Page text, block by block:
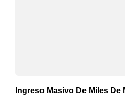
Ingreso Masivo De Miles